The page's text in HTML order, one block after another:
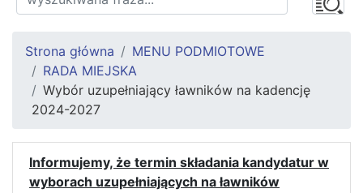
Strona główna
MENU PODMIOTOWE
RADA MIEJSKA
Wybór uzupełniający ławników na kadencję
2024-2027
Informujemy, że termin składania kandydatur w
wyborach uzupełniających na ławników